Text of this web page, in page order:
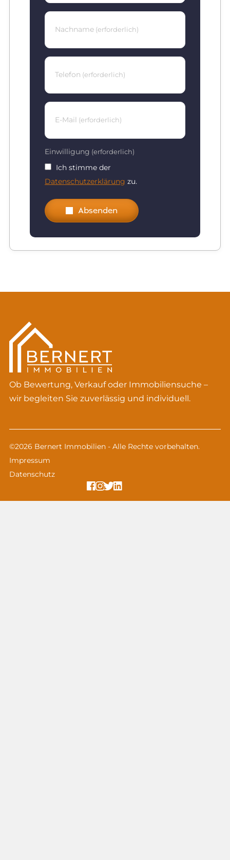
Nachname (erforderlich)
Telefon (erforderlich)
E-Mail (erforderlich)
Einwilligung (erforderlich)
Ich stimme der
Datenschutzerklärung zu.
Absenden
Ob Bewertung, Verkauf oder Immobiliensuche –
wir begleiten Sie zuverlässig und individuell.
©2026 Bernert Immobilien - Alle Rechte vorbehalten.
Impressum
Datenschutz